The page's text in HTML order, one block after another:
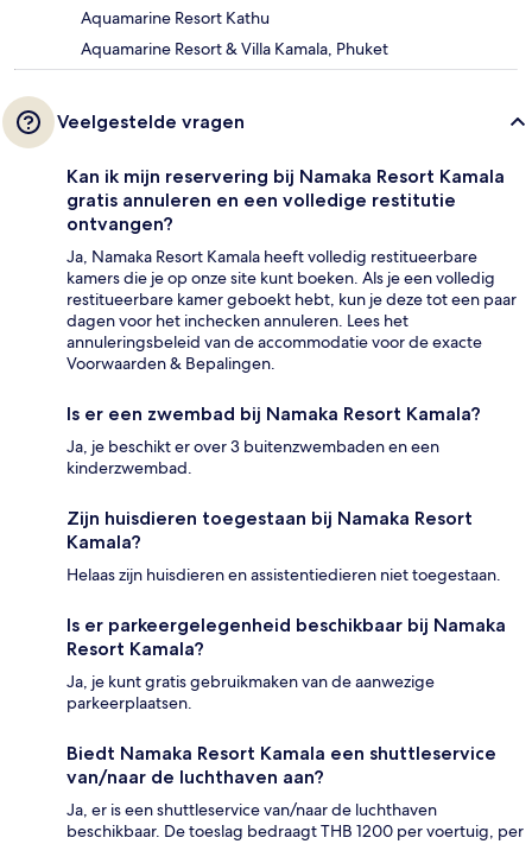
Aquamarine Resort Kathu
Aquamarine Resort & Villa Kamala, Phuket
Veelgestelde vragen
Kan ik mijn reservering bij Namaka Resort Kamala
gratis annuleren en een volledige restitutie
ontvangen?
Ja, Namaka Resort Kamala heeft volledig restitueerbare
kamers die je op onze site kunt boeken. Als je een volledig
restitueerbare kamer geboekt hebt, kun je deze tot een paar
dagen voor het inchecken annuleren. Lees het
annuleringsbeleid van de accommodatie voor de exacte
Voorwaarden & Bepalingen.
Is er een zwembad bij Namaka Resort Kamala?
Ja, je beschikt er over 3 buitenzwembaden en een
kinderzwembad.
Zijn huisdieren toegestaan bij Namaka Resort
Kamala?
Helaas zijn huisdieren en assistentiedieren niet toegestaan.
Is er parkeergelegenheid beschikbaar bij Namaka
Resort Kamala?
Ja, je kunt gratis gebruikmaken van de aanwezige
parkeerplaatsen.
Biedt Namaka Resort Kamala een shuttleservice
van/naar de luchthaven aan?
Ja, er is een shuttleservice van/naar de luchthaven
beschikbaar. De toeslag bedraagt THB 1200 per voertuig, per